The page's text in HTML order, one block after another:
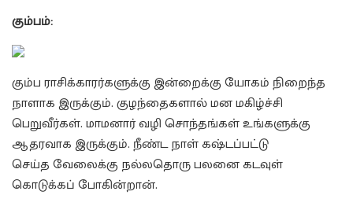
கும்பம்:
கும்ப ராசிக்காரர்களுக்கு இன்றைக்கு யோகம் நிறைந்த
நாளாக இருக்கும். குழந்தைகளால் மன மகிழ்ச்சி
பெறுவீர்கள். மாமனார் வழி சொந்தங்கள் உங்களுக்கு
ஆதரவாக இருக்கும். நீண்ட நாள் கஷ்டப்பட்டு
செய்த வேலைக்கு நல்லதொரு பலனை கடவுள்
கொடுக்கப் போகின்றான்.